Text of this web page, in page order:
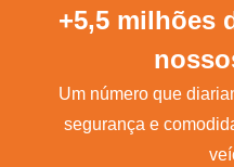
+5,5 milhões
Um número que
segurança e